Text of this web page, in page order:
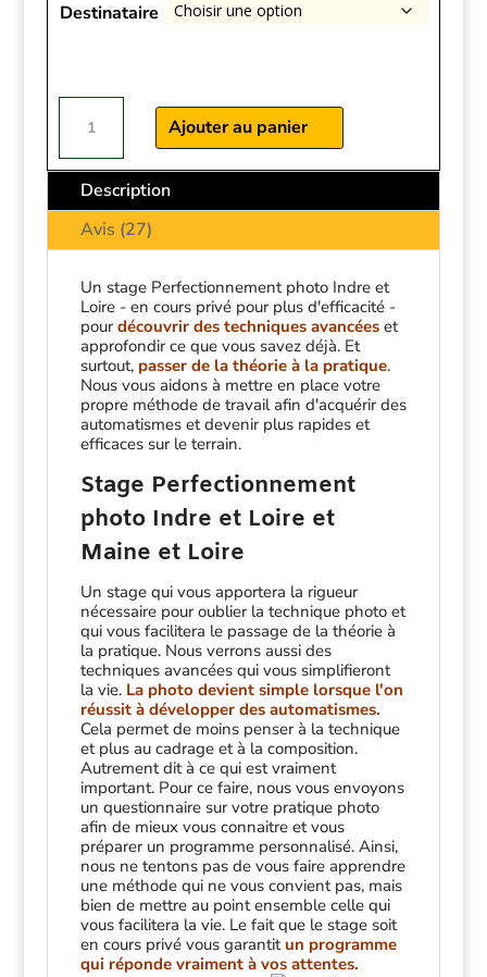
Destinataire
quantité
Perfectionnement
photo
Ajouter au panier
Description
Avis (27)
Un stage Perfectionnement photo Indre et
Loire - en cours privé pour plus d'efficacité -
pourdécouvrir des techniques avancéeset
approfondir ce que vous savez déjà. Et
surtout, passer de la théorie à la pratique.
Nous vous aidons à mettre en place votre
propre méthode de travail afin d'acquérir des
automatismes et devenir plus rapides et
efficaces sur le terrain.
Stage Perfectionnement
photo Indre et Loire et
Maine et Loire
Un stage qui vous apportera la rigueur
nécessaire pour oublier la technique photo et
qui vous facilitera le passage de la théorie à
la pratique. Nous verrons aussi des
techniques avancées qui vous simplifieront
la vie. La photo devient simple lorsque l'on
réussit à développer des automatismes.
Cela permet de moins penser à la technique
et plus au cadrage et à la composition.
Autrement dit à ce qui est vraiment
important. Pour ce faire, nous vous envoyons
un questionnaire sur votre pratique photo
afin de mieux vous connaitre et vous
préparer un programme personnalisé. Ainsi,
nous ne tentons pas de vous faire apprendre
une méthode qui ne vous convient pas, mais
bien de mettre au point ensemble celle qui
vous facilitera la vie. Le fait que le stage soit
en cours privé vous garantit un programme
qui réponde vraiment à vos attentes.